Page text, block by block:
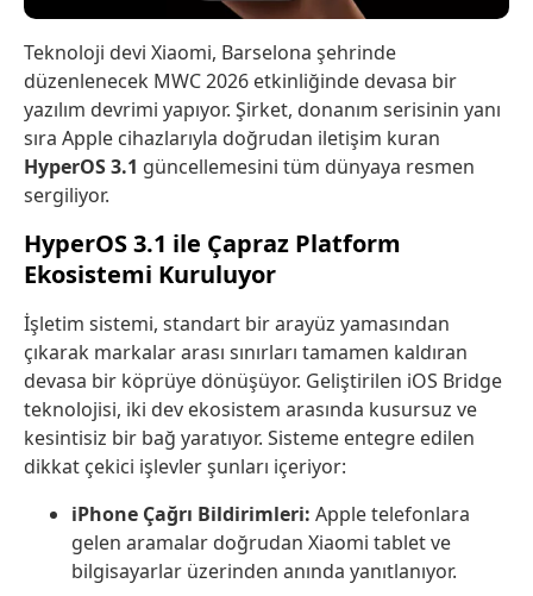
Teknoloji devi Xiaomi, Barselona şehrinde
düzenlenecek MWC 2026 etkinliğinde devasa bir
yazılım devrimi yapıyor. Şirket, donanım serisinin yanı
sıra Apple cihazlarıyla doğrudan iletişim kuran
HyperOS 3.1 güncellemesini tüm dünyaya resmen
sergiliyor.
HyperOS 3.1 ile Çapraz Platform
Ekosistemi Kuruluyor
İşletim sistemi, standart bir arayüz yamasından
çıkarak markalar arası sınırları tamamen kaldıran
devasa bir köprüye dönüşüyor. Geliştirilen iOS Bridge
teknolojisi, iki dev ekosistem arasında kusursuz ve
kesintisiz bir bağ yaratıyor. Sisteme entegre edilen
dikkat çekici işlevler şunları içeriyor:
iPhone Çağrı Bildirimleri: Apple telefonlara
gelen aramalar doğrudan Xiaomi tablet ve
bilgisayarlar üzerinden anında yanıtlanıyor.